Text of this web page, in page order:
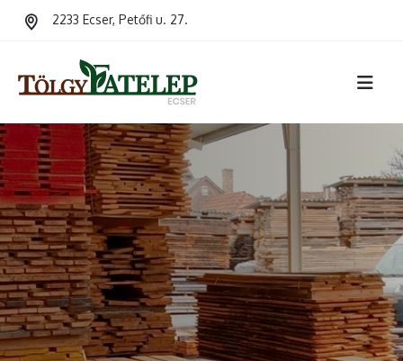
2233 Ecser, Petőfi u. 27.